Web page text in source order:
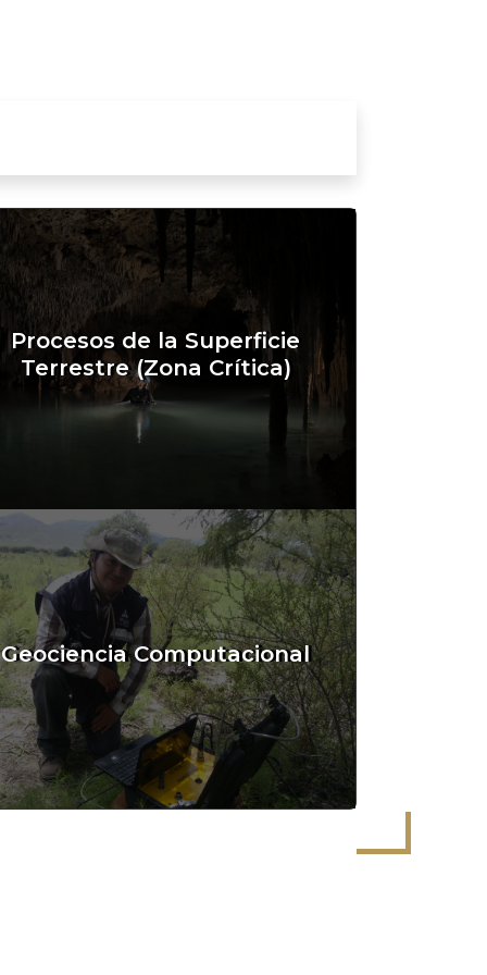
Procesos de la Superficie
Terrestre (Zona Crítica)
Geociencia Computacional